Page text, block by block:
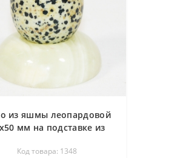
из яшмы леопардовой
мм на подставке из
Код товара: 1348